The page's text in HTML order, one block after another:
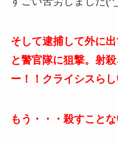
そして逮捕して外に
と警官隊に狙撃。射
ー！！クライシスら
もう・・・殺すこと